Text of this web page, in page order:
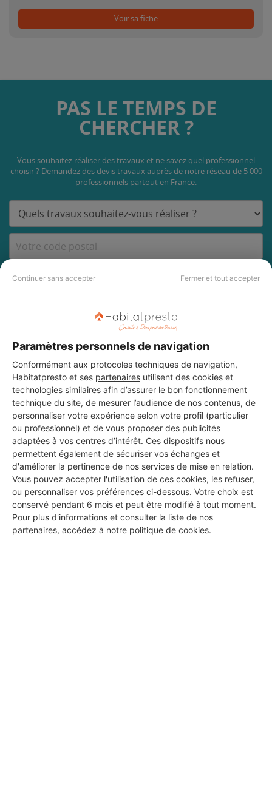
Continuer sans accepter Fermer et tout accepter
Paramètres personnels de navigation
Conformément aux protocoles techniques de navigation,
Habitatpresto et ses partenaires utilisent des cookies et
technologies similaires afin d’assurer le bon fonctionnement
technique du site, de mesurer l’audience de nos contenus, de
personnaliser votre expérience selon votre profil (particulier
ou professionnel) et de vous proposer des publicités
adaptées à vos centres d’intérêt. Ces dispositifs nous
permettent également de sécuriser vos échanges et
d'améliorer la pertinence de nos services de mise en relation.
Vous pouvez accepter l'utilisation de ces cookies, les refuser,
ou personnaliser vos préférences ci-dessous. Votre choix est
conservé pendant 6 mois et peut être modifié à tout moment.
Pour plus d'informations et consulter la liste de nos
partenaires, accédez à notre politique de cookies.
Voir sa fiche
PAS LE TEMPS DE
CHERCHER ?
Vous souhaitez réaliser des travaux et ne savez quel professionnel
choisir ? Demandez des devis travaux auprès de notre réseau de 5 000
professionnels partout en France.
DEMANDER UN DEVIS
Aucun autre professionnel disponible dans cette zone
géographique.